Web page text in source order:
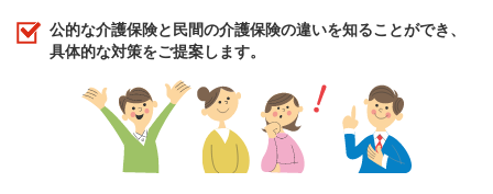
公的な介護保険と民間の介護保険の違いを知ることができ、
具体的な対策をご提案します。